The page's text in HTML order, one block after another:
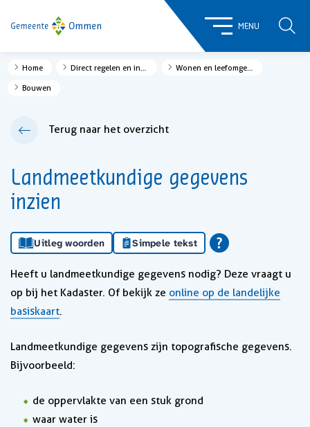
MENU
Home Wonen en leefomgeving
Bouwen
Terug naar het overzicht
Landmeetkundige gegevens
inzien
Uitleg woorden Simpele tekst
Heeft u landmeetkundige gegevens nodig? Deze vraagt u
op bij het Kadaster. Of bekijk ze online op de landelijke
basiskaart.
Landmeetkundige gegevens zijn topografische gegevens.
Bijvoorbeeld:
de oppervlakte van een stuk grond
waar water is